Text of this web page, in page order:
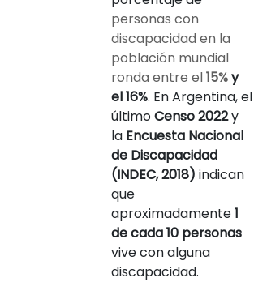
personas con
discapacidad en la
población mundial
ronda entre el15%y
el 16%. En Argentina, el
últimoCenso 2022y
la Encuesta Nacional
de Discapacidad
(INDEC, 2018) indican
que
aproximadamente1
de cada 10 personas
vive con alguna
discapacidad.